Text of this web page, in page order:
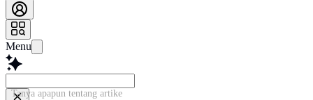
Menu
Tanya apapun tentang artikel ini...